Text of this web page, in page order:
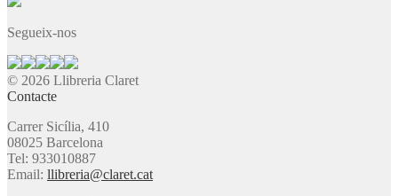
Segueix-nos
© 2026 Llibreria Claret
Contacte
Carrer Sicília, 410
08025 Barcelona
Tel: 933010887
Email: llibreria@claret.cat